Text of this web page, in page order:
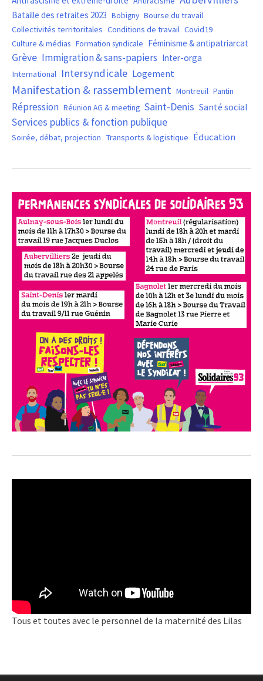
Bataille des retraites 2023 Bobigny Bourse du travail
Collectivités territoritales Conditions de travail Covid19
Culture & médias Formation syndicale Féminisme & antipatriarcat
Grève Immigration & sans-papiers Inter-orga
International Intersyndicale Logement
Manifestation & rassemblement Montreuil Pantin
Répression Réunion AG & meeting Saint-Denis Santé social
Services publics & fonction publique
Soirée, débat, projection Transports & logistique Éducation
Tous et toutes avec le personnel de la maternité des Lilas